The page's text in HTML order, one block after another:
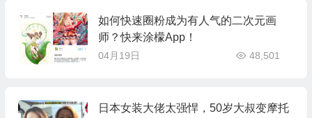
如何快速圈粉成为有人气的二次元画
师？快来涂檬App！
04月19日 48,501
日本女装大佬太强悍，50岁大叔变摩托